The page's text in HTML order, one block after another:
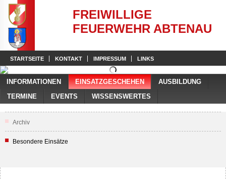
FREIWILLIGE
FEUERWEHR ABTENAU
STARTSEITE KONTAKT IMPRESSUM LINKS
INFORMATIONEN EINSATZGESCHEHEN
AUSBILDUNG
TERMINE
EVENTS WISSENSWERTES
Archiv
Besondere Einsätze